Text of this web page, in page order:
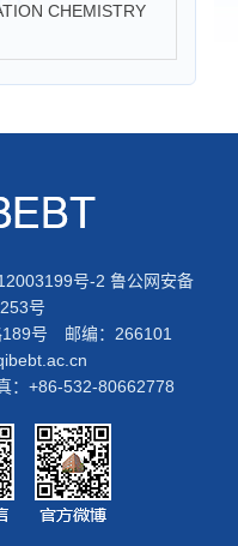
CHEMISTRY
号-2 鲁公网安备
号
189号 邮编：266101
：+86-532-80662778